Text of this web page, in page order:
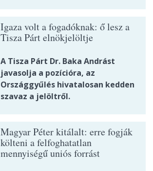
Igaza volt a fogadóknak: ő lesz a
Tisza Párt elnökjelöltje
A Tisza Párt Dr. Baka Andrást
javasolja a pozícióra, az
Országgyűlés hivatalosan kedden
szavaz a jelöltről.
Magyar Péter kitálalt: erre fogják
költeni a felfoghatatlan
mennyiségű uniós forrást